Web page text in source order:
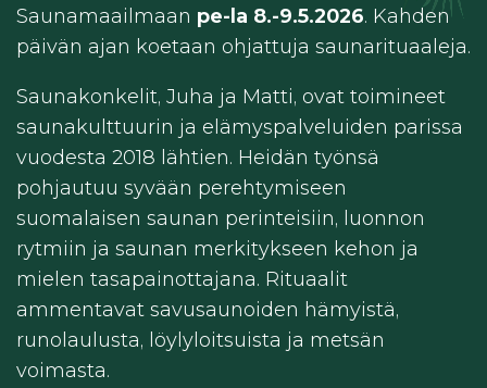
Saunamaailmaan pe-la 8.-9.5.2026. Kahden
päivän ajan koetaan ohjattuja saunarituaaleja.
Saunakonkelit, Juha ja Matti, ovat toimineet
saunakulttuurin ja elämyspalveluiden parissa
vuodesta 2018 lähtien. Heidän työnsä
pohjautuu syvään perehtymiseen
suomalaisen saunan perinteisiin, luonnon
rytmiin ja saunan merkitykseen kehon ja
mielen tasapainottajana. Rituaalit
ammentavat savusaunoiden hämyistä,
runolaulusta, löylyloitsuista ja metsän
voimasta.